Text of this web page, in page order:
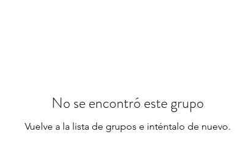
No se encontró este grupo
Vuelve a la lista de grupos e inténtalo de nuevo.